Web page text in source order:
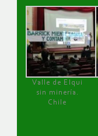
Valle de Elqui
sin minería.
Chile